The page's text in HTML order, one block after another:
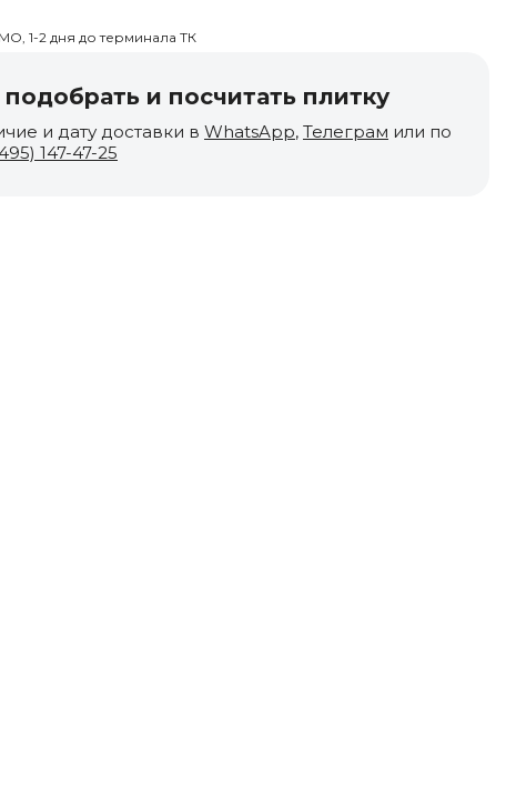
1-2 дня до терминала ТК
и посчитать плитку
и дату доставки в WhatsApp, Телеграм или по
147-47-25